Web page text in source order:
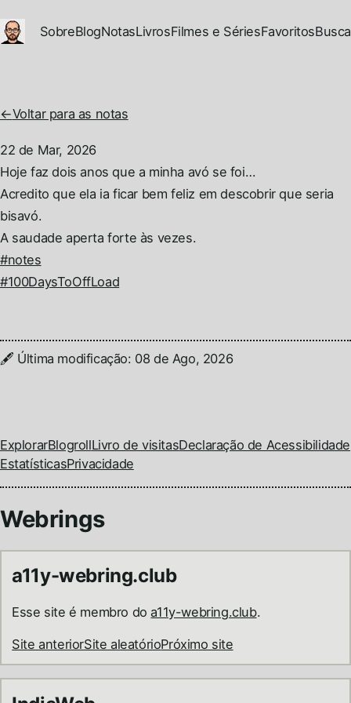
Ir para conteúdo principal
SobreBlogNotasLivrosFilmes e SériesFavoritosBusca
←Voltar para as notas
22 de Mar, 2026
Hoje faz dois anos que a minha avó se foi…
Acredito que ela ia ficar bem feliz em descobrir que seria
bisavó.
A saudade aperta forte às vezes.
#notes
#100DaysToOffLoad
🖋️ Última modificação: 08 de Ago, 2026
ExplorarBlogrollLivro de visitasDeclaração de Acessibilidade
EstatísticasPrivacidade
Webrings
a11y-webring.club
Esse site é membro doa11y-webring.club.
Site anteriorSite aleatórioPróximo site